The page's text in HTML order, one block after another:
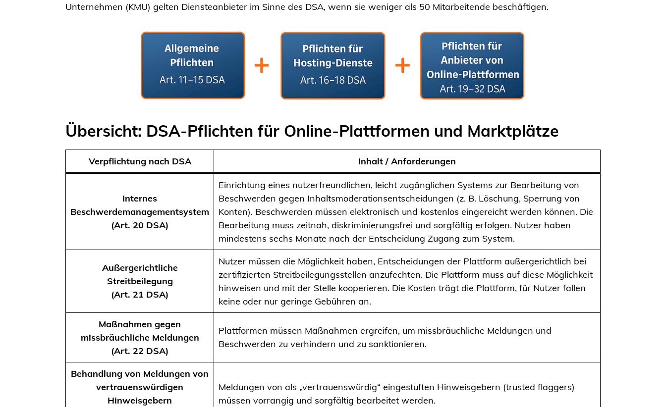
Unternehmen (KMU) gelten Diensteanbieter im Sinne des DSA, wenn sie weniger als 50 Mitarbeitende beschäftigen.
Übersicht: DSA-Pflichten für Online-Plattformen und Marktplätze
Verpflichtung nach DSA Inhalt / Anforderungen
Internes
Beschwerdemanagementsystem
(Art. 20 DSA)
Einrichtung eines nutzerfreundlichen, leicht zugänglichen Systems zur Bearbeitung von
Beschwerden gegen Inhaltsmoderationsentscheidungen (z. B. Löschung, Sperrung von
Konten). Beschwerden müssen elektronisch und kostenlos eingereicht werden können. Die
Bearbeitung muss zeitnah, diskriminierungsfrei und sorgfältig erfolgen. Nutzer haben
mindestens sechs Monate nach der Entscheidung Zugang zum System.
Außergerichtliche
Streitbeilegung
(Art. 21 DSA)
Nutzer müssen die Möglichkeit haben, Entscheidungen der Plattform außergerichtlich bei
zertifizierten Streitbeilegungsstellen anzufechten. Die Plattform muss auf diese Möglichkeit
hinweisen und mit der Stelle kooperieren. Die Kosten trägt die Plattform, für Nutzer fallen
keine oder nur geringe Gebühren an.
Maßnahmen gegen
missbräuchliche Meldungen
(Art. 22 DSA)
Plattformen müssen Maßnahmen ergreifen, um missbräuchliche Meldungen und
Beschwerden zu verhindern und zu sanktionieren.
Behandlung von Meldungen von
vertrauenswürdigen
Hinweisgebern
Meldungen von als „vertrauenswürdig“ eingestuften Hinweisgebern (trusted flaggers)
müssen vorrangig und sorgfältig bearbeitet werden.